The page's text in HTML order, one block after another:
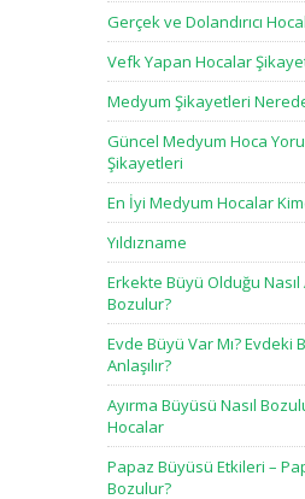
Gerçek ve Dolandırıcı
Vefk Yapan Hocalar
Medyum Şikayetleri
Güncel Medyum Hoca
Şikayetleri
En İyi Medyum Hocalar
Yıldızname
Erkekte Büyü Olduğu Nasıl
Bozulur?
Evde Büyü Var Mı? Evdeki
Anlaşılır?
Ayırma Büyüsü Nasıl
Hocalar
Papaz Büyüsü Etkileri –
Bozulur?